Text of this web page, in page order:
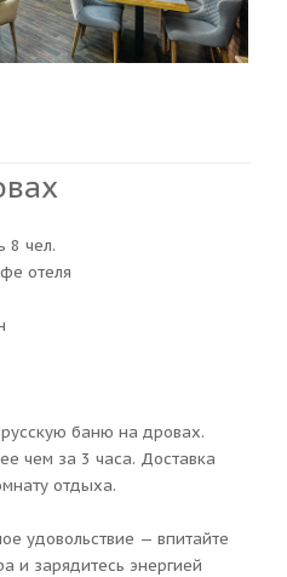
8 чел.
отеля
баню на дровах.
чем за 3 часа. Доставка
отдыха.
удовольствие — впитайте
и зарядитесь энергией